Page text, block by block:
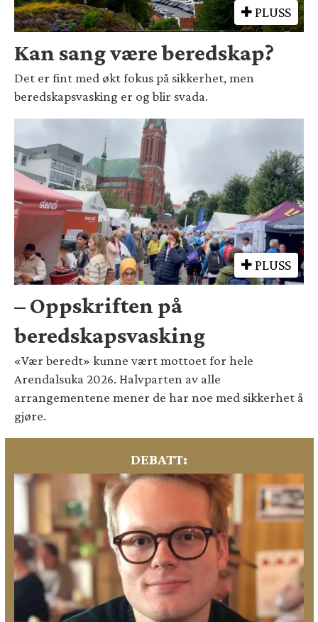
PLUSS
Kan sang være beredskap?
Det er fint med økt fokus på sikkerhet, men
beredskapsvasking er og blir svada.
PLUSS
– Oppskriften på
beredskapsvasking
«Vær beredt» kunne vært mottoet for hele
Arendalsuka 2026. Halvparten av alle
arrangementene mener de har noe med sikkerhet å
gjøre.
DEBATT: